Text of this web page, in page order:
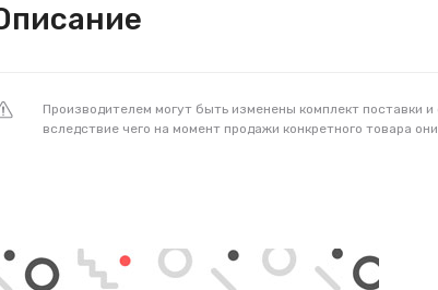
Производителем могут быть изменены комплект поставки
вследствие чего на момент продажи конкретного товара